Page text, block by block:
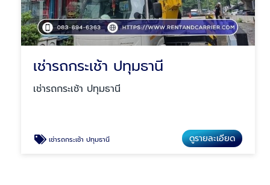
เช่ารถกระเช้า ปทุมธานี
เช่ารถกระเช้า ปทุมธานี
เช่ารถกระเช้า ปทุมธานี ดูรายละเอียด